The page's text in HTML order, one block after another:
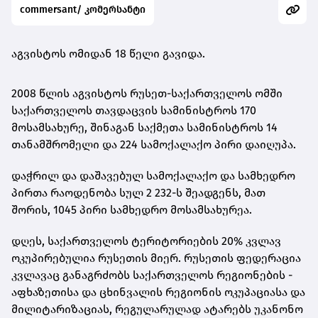
commersant/ კომერსანტი
აგვისტოს ომიდან 18 წელი გავიდა.
2008 წლის აგვისტოს რუსეთ-საქართველოს ომში
საქართველოს თავდაცვის სამინისტროს 170
მოსამსახურე, შინაგან საქმეთა სამინისტროს 14
თანამშრომელი და 224 სამოქალაქო პირი დაიღუპა.
დაჭრილ და დაშავებულ სამოქალაქო და სამხედრო
პირთა რაოდენობა სულ 2 232-ს შეადგენს, მათ
შორის, 1045 პირი სამხედრო მოსამსახურეა.
დღეს, საქართველოს ტერიტორიების 20% კვლავ
ოკუპირებულია რუსეთის მიერ. რუსეთის ფედერაცია
კვლავაც განაგრძობს საქართველოს რეგიონების -
აფხაზეთისა და ცხინვალის რეგიონის ოკუპაციასა და
მილიტარიზაციას, რეგულარულად ატარებს უკანონო